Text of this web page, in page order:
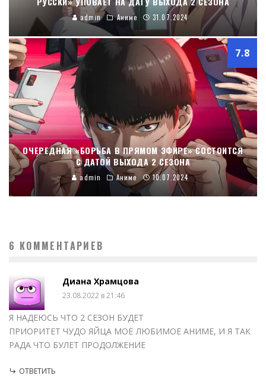
admin Аниме 31.07.2024
7.8
ОЧЕРЕДНАЯ «БОРЬБА В ПРЯМОМ ЭФИРЕ» СОСТОИТСЯ
С ДАТОЙ ВЫХОДА 2 СЕЗОНА
admin Аниме 10.07.2024
6 КОММЕНТАРИЕВ
Диана Храмцова
23.08.2022 в 21:46
Я НАДЕЮСЬ ЧТО 2 СЕЗОН БУДЕТ
ПРИОРИТЕТ ЧУДО ЯЙЦА МОЁ ЛЮБИМОЕ АНИМЕ, И Я ТАК
РАДА ЧТО БУЛЕТ ПРОДОЛЖЕНИЕ
ОТВЕТИТЬ